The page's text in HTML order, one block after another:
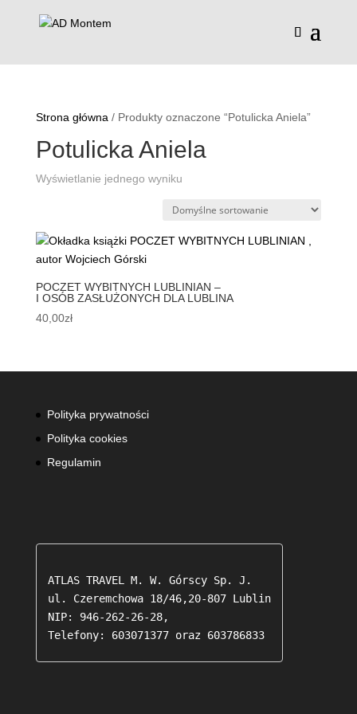
Strona główna / Produkty oznaczone “Potulicka Aniela”
Potulicka Aniela
Wyświetlanie jednego wyniku
POCZET WYBITNYCH LUBLINIAN –
I OSÓB ZASŁUŻONYCH DLA LUBLINA
40,00zł
Polityka prywatności
Polityka cookies
Regulamin
ATLAS TRAVEL M. W. Górscy Sp. J.
ul. Czeremchowa 18/46,20-807 Lublin
NIP: 946-262-26-28,
Telefony: 603071377 oraz 603786833